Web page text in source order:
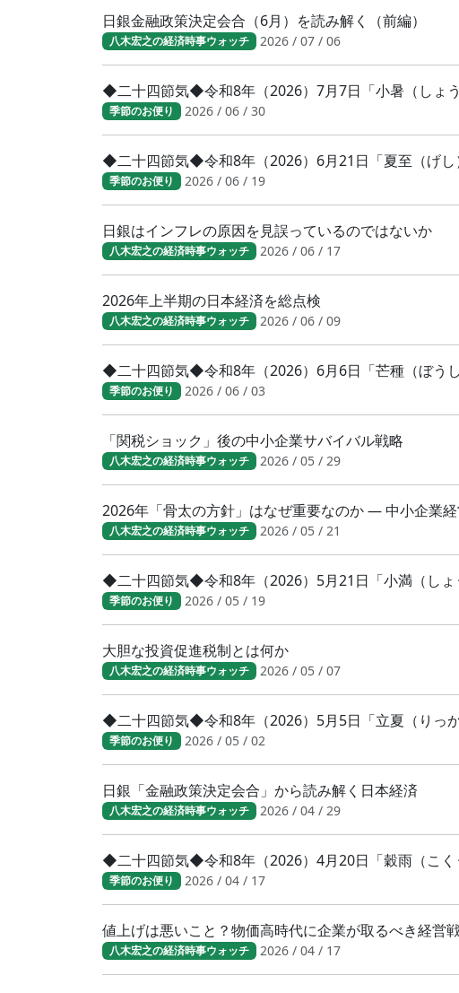
日銀金融政策決定会合（6月）を読み解く（前編）
八木宏之の経済時事ウォッチ 2026 / 07 / 06
◆二十四節気◆令和8年（2026）7月7日「小暑（しょ
季節のお便り 2026 / 06 / 30
◆二十四節気◆令和8年（2026）6月21日「夏至（げ
季節のお便り 2026 / 06 / 19
日銀はインフレの原因を見誤っているのではないか
八木宏之の経済時事ウォッチ 2026 / 06 / 17
2026年上半期の日本経済を総点検
八木宏之の経済時事ウォッチ 2026 / 06 / 09
◆二十四節気◆令和8年（2026）6月6日「芒種（ぼう
季節のお便り 2026 / 06 / 03
「関税ショック」後の中小企業サバイバル戦略
八木宏之の経済時事ウォッチ 2026 / 05 / 29
2026年「骨太の方針」はなぜ重要なのか ― 中小企業
八木宏之の経済時事ウォッチ 2026 / 05 / 21
◆二十四節気◆令和8年（2026）5月21日「小満（し
季節のお便り 2026 / 05 / 19
大胆な投資促進税制とは何か
八木宏之の経済時事ウォッチ 2026 / 05 / 07
◆二十四節気◆令和8年（2026）5月5日「立夏（りっ
季節のお便り 2026 / 05 / 02
日銀「金融政策決定会合」から読み解く日本経済
八木宏之の経済時事ウォッチ 2026 / 04 / 29
◆二十四節気◆令和8年（2026）4月20日「穀雨（こ
季節のお便り 2026 / 04 / 17
値上げは悪いこと？物価高時代に企業が取るべき経営
八木宏之の経済時事ウォッチ 2026 / 04 / 17